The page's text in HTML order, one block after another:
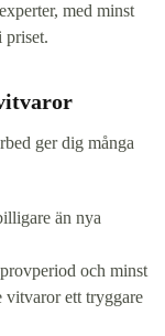
med minst
priset.
ger dig många
än nya
och minst
vitvaror ett tryggare